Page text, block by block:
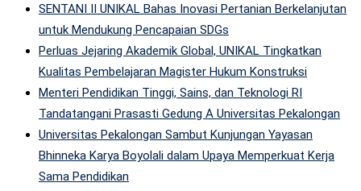
SENTANI II UNIKAL Bahas Inovasi Pertanian Berkelanjutan
untuk Mendukung Pencapaian SDGs
Perluas Jejaring Akademik Global, UNIKAL Tingkatkan
Kualitas Pembelajaran Magister Hukum Konstruksi
Menteri Pendidikan Tinggi, Sains, dan Teknologi RI
Tandatangani Prasasti Gedung A Universitas Pekalongan
Universitas Pekalongan Sambut Kunjungan Yayasan
Bhinneka Karya Boyolali dalam Upaya Memperkuat Kerja
Sama Pendidikan